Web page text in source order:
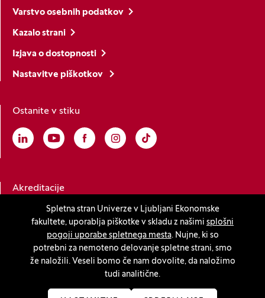
Spletna stran Univerze v Ljubljani Ekonomske
fakultete, uporablja piškotke v skladu z našimi splošni
pogoji uporabe spletnega mesta. Nujne, ki so
potrebni za nemoteno delovanje spletne strani, smo
že naložili. Veseli bomo če nam dovolite, da naložimo
tudi analitične.
Varstvo osebnih podatkov
Kazalo strani
Izjava o dostopnosti
Nastavitve piškotkov
Ostanite v stiku
Linkedin
(Odpre se v novem oknu)
Youtube
(Odpre se v novem oknu)
Facebook
(Odpre se v novem oknu)
Instagram
(Odpre se v novem oknu)
TikTok
(Odpre se v novem oknu)
Akreditacije
(Odpre se v novem oknu)